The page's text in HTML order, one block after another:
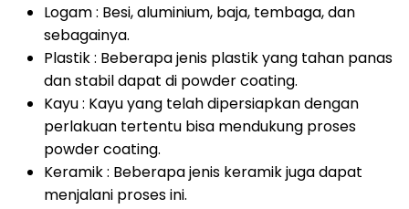
Logam : Besi, aluminium, baja, tembaga, dan
sebagainya.
Plastik : Beberapa jenis plastik yang tahan panas
dan stabil dapat di powder coating.
Kayu : Kayu yang telah dipersiapkan dengan
perlakuan tertentu bisa mendukung proses
powder coating.
Keramik : Beberapa jenis keramik juga dapat
menjalani proses ini.